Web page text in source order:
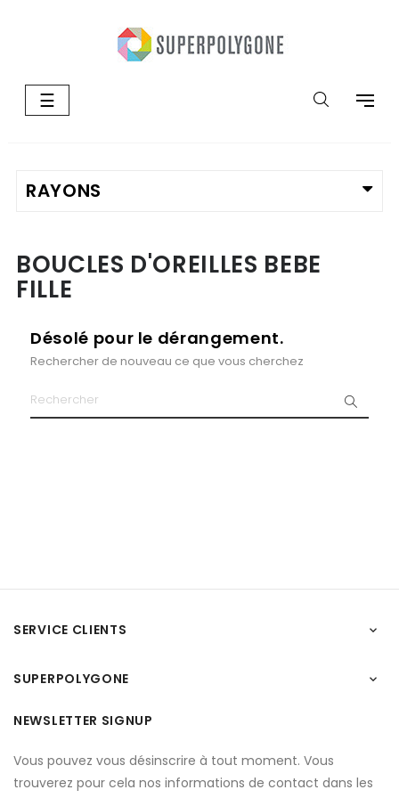
Basculer
la
☰
BOUCLES D'OREILLES BEBE
FILLE
Désolé pour le dérangement.
Rechercher de nouveau ce que vous cherchez
SERVICE CLIENTS 
SUPERPOLYGONE 
NEWSLETTER SIGNUP
Vous pouvez vous désinscrire à tout moment. Vous
trouverez pour cela nos informations de contact dans les